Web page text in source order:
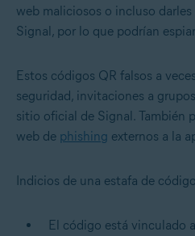
web maliciosos o incluso
Signal, por lo que podrían
Estos códigos QR falsos a
seguridad, invitaciones a
sitio oficial de Signal. También
web de phishing externos a la
Indicios de una estafa de
El código está vinculado